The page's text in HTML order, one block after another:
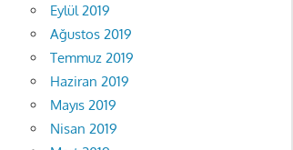
Eylül 2019
Ağustos 2019
Temmuz 2019
Haziran 2019
Mayıs 2019
Nisan 2019